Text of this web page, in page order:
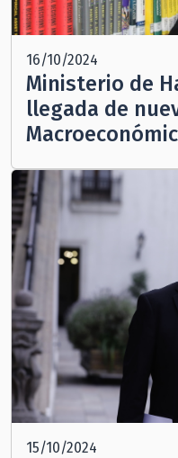
16/10/2024
Ministerio de
llegada de
15/10/2024